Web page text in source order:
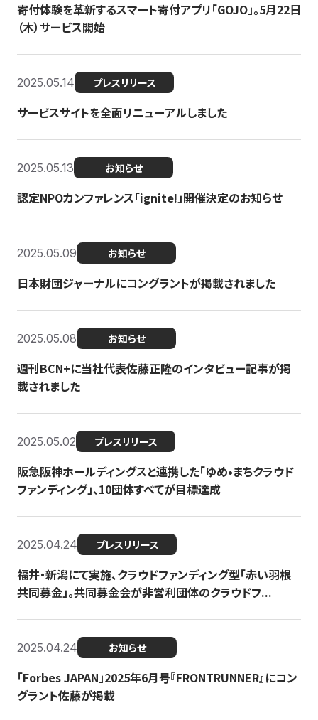
寄付体験を革新するスマート寄付アプリ「GOJO」。5月22日
（木）サービス開始
2025.05.14 プレスリリース
サービスサイトを全面リニューアルしました
2025.05.13 お知らせ
認定NPOカンファレンス「ignite!」開催決定のお知らせ
2025.05.09 お知らせ
日本財団ジャーナルにコングラントが掲載されました
2025.05.08 お知らせ
週刊BCN+に当社代表佐藤正隆のインタビュー記事が掲
載されました
2025.05.02 プレスリリース
阪急阪神ホールディングスと連携した「ゆめ•まちクラウド
ファンディング」、10団体すべてが目標達成
2025.04.24 プレスリリース
福井・新潟にて実施、クラウドファンディング型「赤い羽根
共同募金」。共同募金会が非営利団体のクラウドフ...
2025.04.24 お知らせ
「Forbes JAPAN」2025年6月号『FRONTRUNNER』にコン
グラント佐藤が掲載